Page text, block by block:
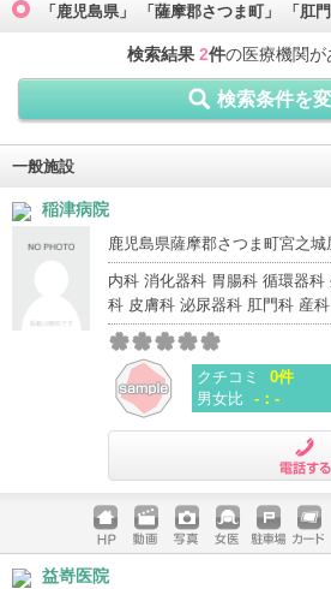
検索結果 2件の医療機関が
検索条件を
一般施設
稲津病院
鹿児島県薩摩郡さつま町宮之城
内科 消化器科 胃腸科 循環器
科 皮膚科 泌尿器科 肛門科 産
クチコミ
0件
男女比 -：-
ホームペ
ージ
動画 写真 女医 駐車場
クレジッ
益嵜医院